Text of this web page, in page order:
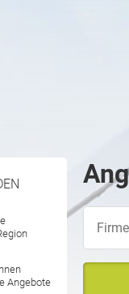
Angebote